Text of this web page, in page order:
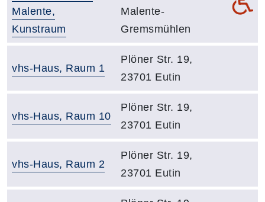
Malente,
Kunstraum
Malente-
Gremsmühlen
Raumbezeichnung:
vhs-Haus, Raum 1
Adresse:
Plöner Str. 19,
23701 Eutin
Raumbezeichnung:
vhs-Haus, Raum 10
Adresse:
Plöner Str. 19,
23701 Eutin
Raumbezeichnung:
vhs-Haus, Raum 2
Adresse:
Plöner Str. 19,
23701 Eutin